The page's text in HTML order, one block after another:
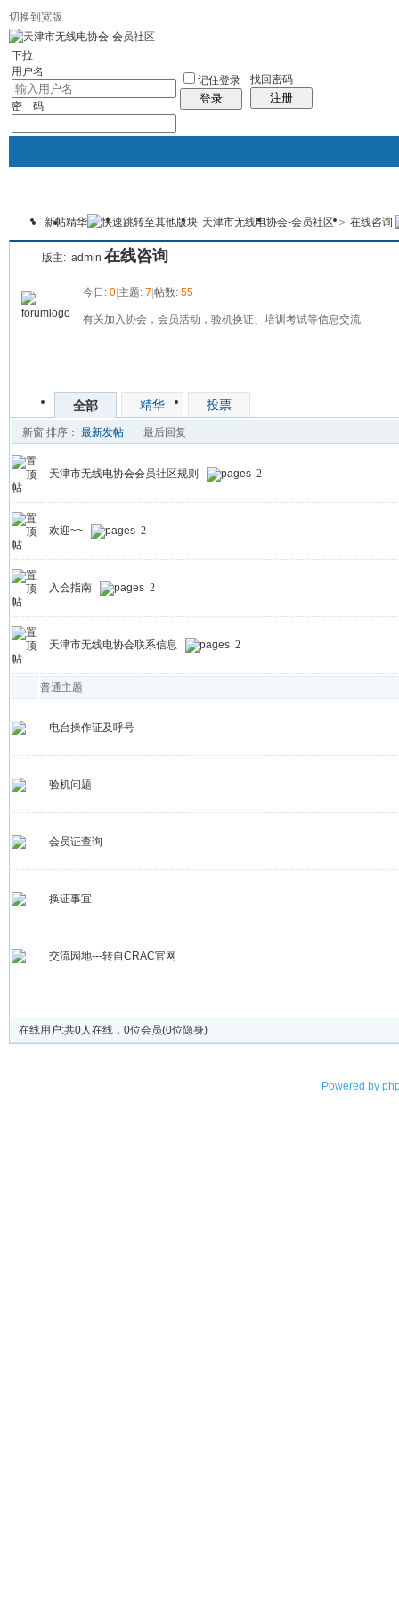
切换到宽版
下拉
用户名
密 码
记住登录
登录
找回密码
注册
协会首页 新闻中心 协会介绍 会员服务 资料
新帖精华 天津市无线电协会-会员社区 > 在线咨询
版主: admin 在线咨询
今日: 0|主题: 7|帖数: 55
有关加入协会，会员活动，验机换证、培训考试等信息交流
全部 精华 投票
新窗 排序： 最新发帖 最后回复
天津市无线电协会会员社区规则 2
欢迎~~ 2
入会指南 2
天津市无线电协会联系信息 2
普通主题
电台操作证及呼号
验机问题
会员证查询
换证事宜
交流园地---转自CRAC官网
在线用户:共0人在线，0位会员(0位隐身)
Powered by